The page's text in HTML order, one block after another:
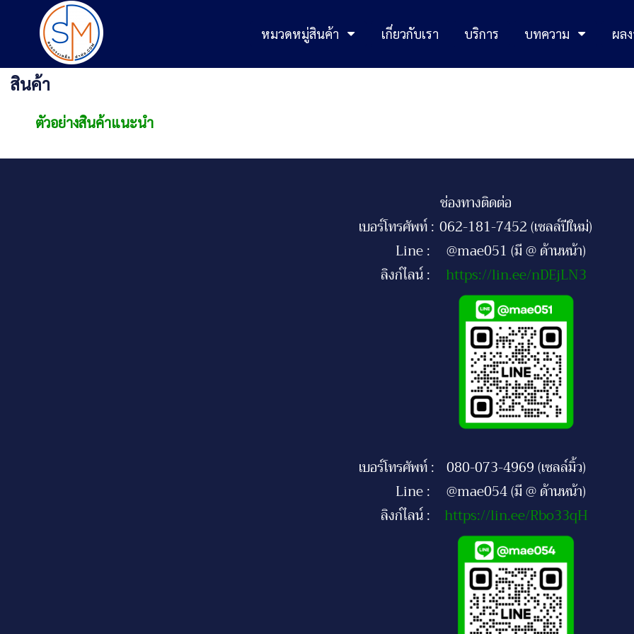
หมวดหมู่สินค้า เกี่ยวกับเรา บริการ บทความ ผล
สินค้า
ตัวอย่างสินค้าแนะนำ
ช่องทางติดต่อ
เบอร์โทรศัพท์ : 062-181-7452 (เซลล์ปีใหม่)
Line :
@mae051 (มี @ ด้านหน้า)
ลิงก์ไลน์ :
https://lin.ee/nDEjLN3
เบอร์โทรศัพท์ : 080-073-4969 (เซลล์มิ้ว)
Line :
@mae054 (มี @ ด้านหน้า)
ลิงก์ไลน์ :
https://lin.ee/Rbo33qH